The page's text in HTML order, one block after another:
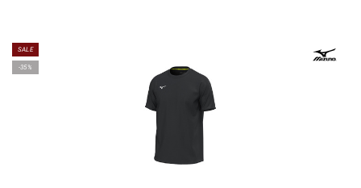
SALE
-35%